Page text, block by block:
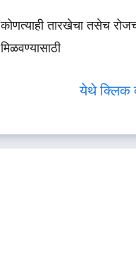
कोणत्याही तारखेचा तसेच
मिळवण्यासाठी
येथे क्लिक